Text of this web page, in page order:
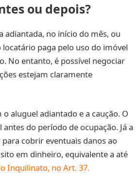
ou depois?
no início do mês, ou
paga pelo uso do imóvel
No entanto, é possível negociar
estejam claramente
aluguel adiantado e a caução. O
do período de ocupação. Já a
cobrir eventuais danos ao
em dinheiro, equivalente a até
Inquilinato, no Art. 37.